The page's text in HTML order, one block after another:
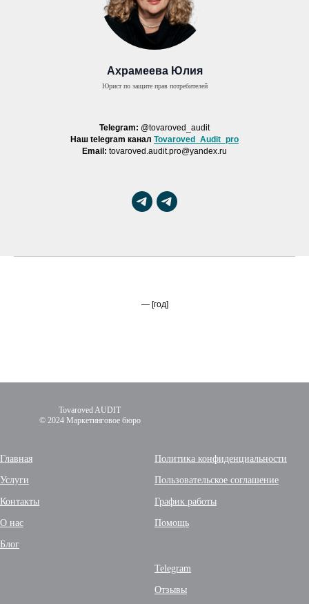
Ахрамеева Юлия
Юрист по защите прав потребителей
Telegram: @tovaroved_audit
Наш telegram канал Tovaroved_Audit_pro
Email: tovaroved.audit.pro@yandex.ru
— [год]
Tovaroved AUDIT
© 2024 Маркетинговое бюро
Главная
Услуги
Контакты
О нас
Блог
Политика конфиденциальности
Пользовательское соглашение
График работы
Помощь
Telegram
Отзывы